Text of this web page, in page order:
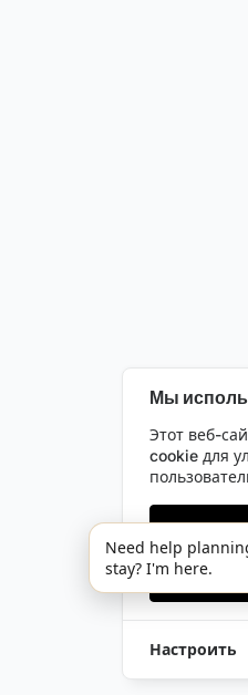
Мы
Этот веб-
cookie для
Настроить
Need help
stay? I'm here.